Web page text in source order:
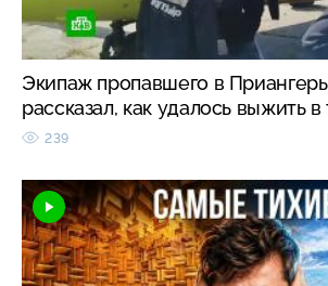
Экипаж пропавшего в
рассказал, как удалось выжить в
239